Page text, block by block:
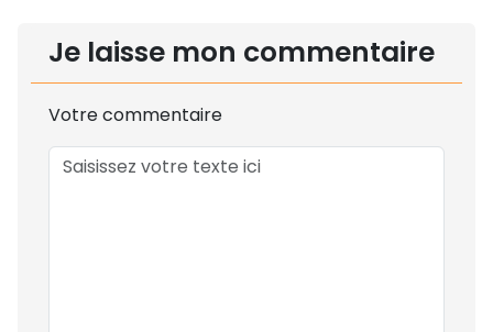
Je laisse mon commentaire
Votre commentaire